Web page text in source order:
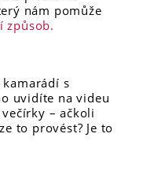
nám pomůže
způsob.
s
uvidíte na videu
– ačkoli
to provést? Je to